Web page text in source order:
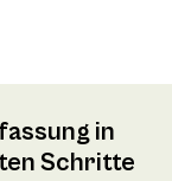
in
Schritte